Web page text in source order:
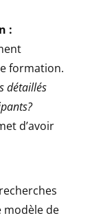
:
formation.
détaillés
d’avoir
modèle de